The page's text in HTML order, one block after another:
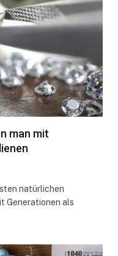
man mit
natürlichen
Generationen als